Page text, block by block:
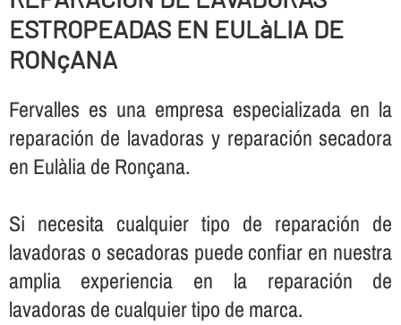
ESTROPEADAS EN EULàLIA DE
RONçANA
Fervalles es una empresa especializada en la
reparación de lavadoras y reparación secadora
en Eulàlia de Ronçana.
Si necesita cualquier tipo de reparación de
lavadoras o secadoras puede confiar en nuestra
amplia experiencia en la reparación de
lavadoras de cualquier tipo de marca.